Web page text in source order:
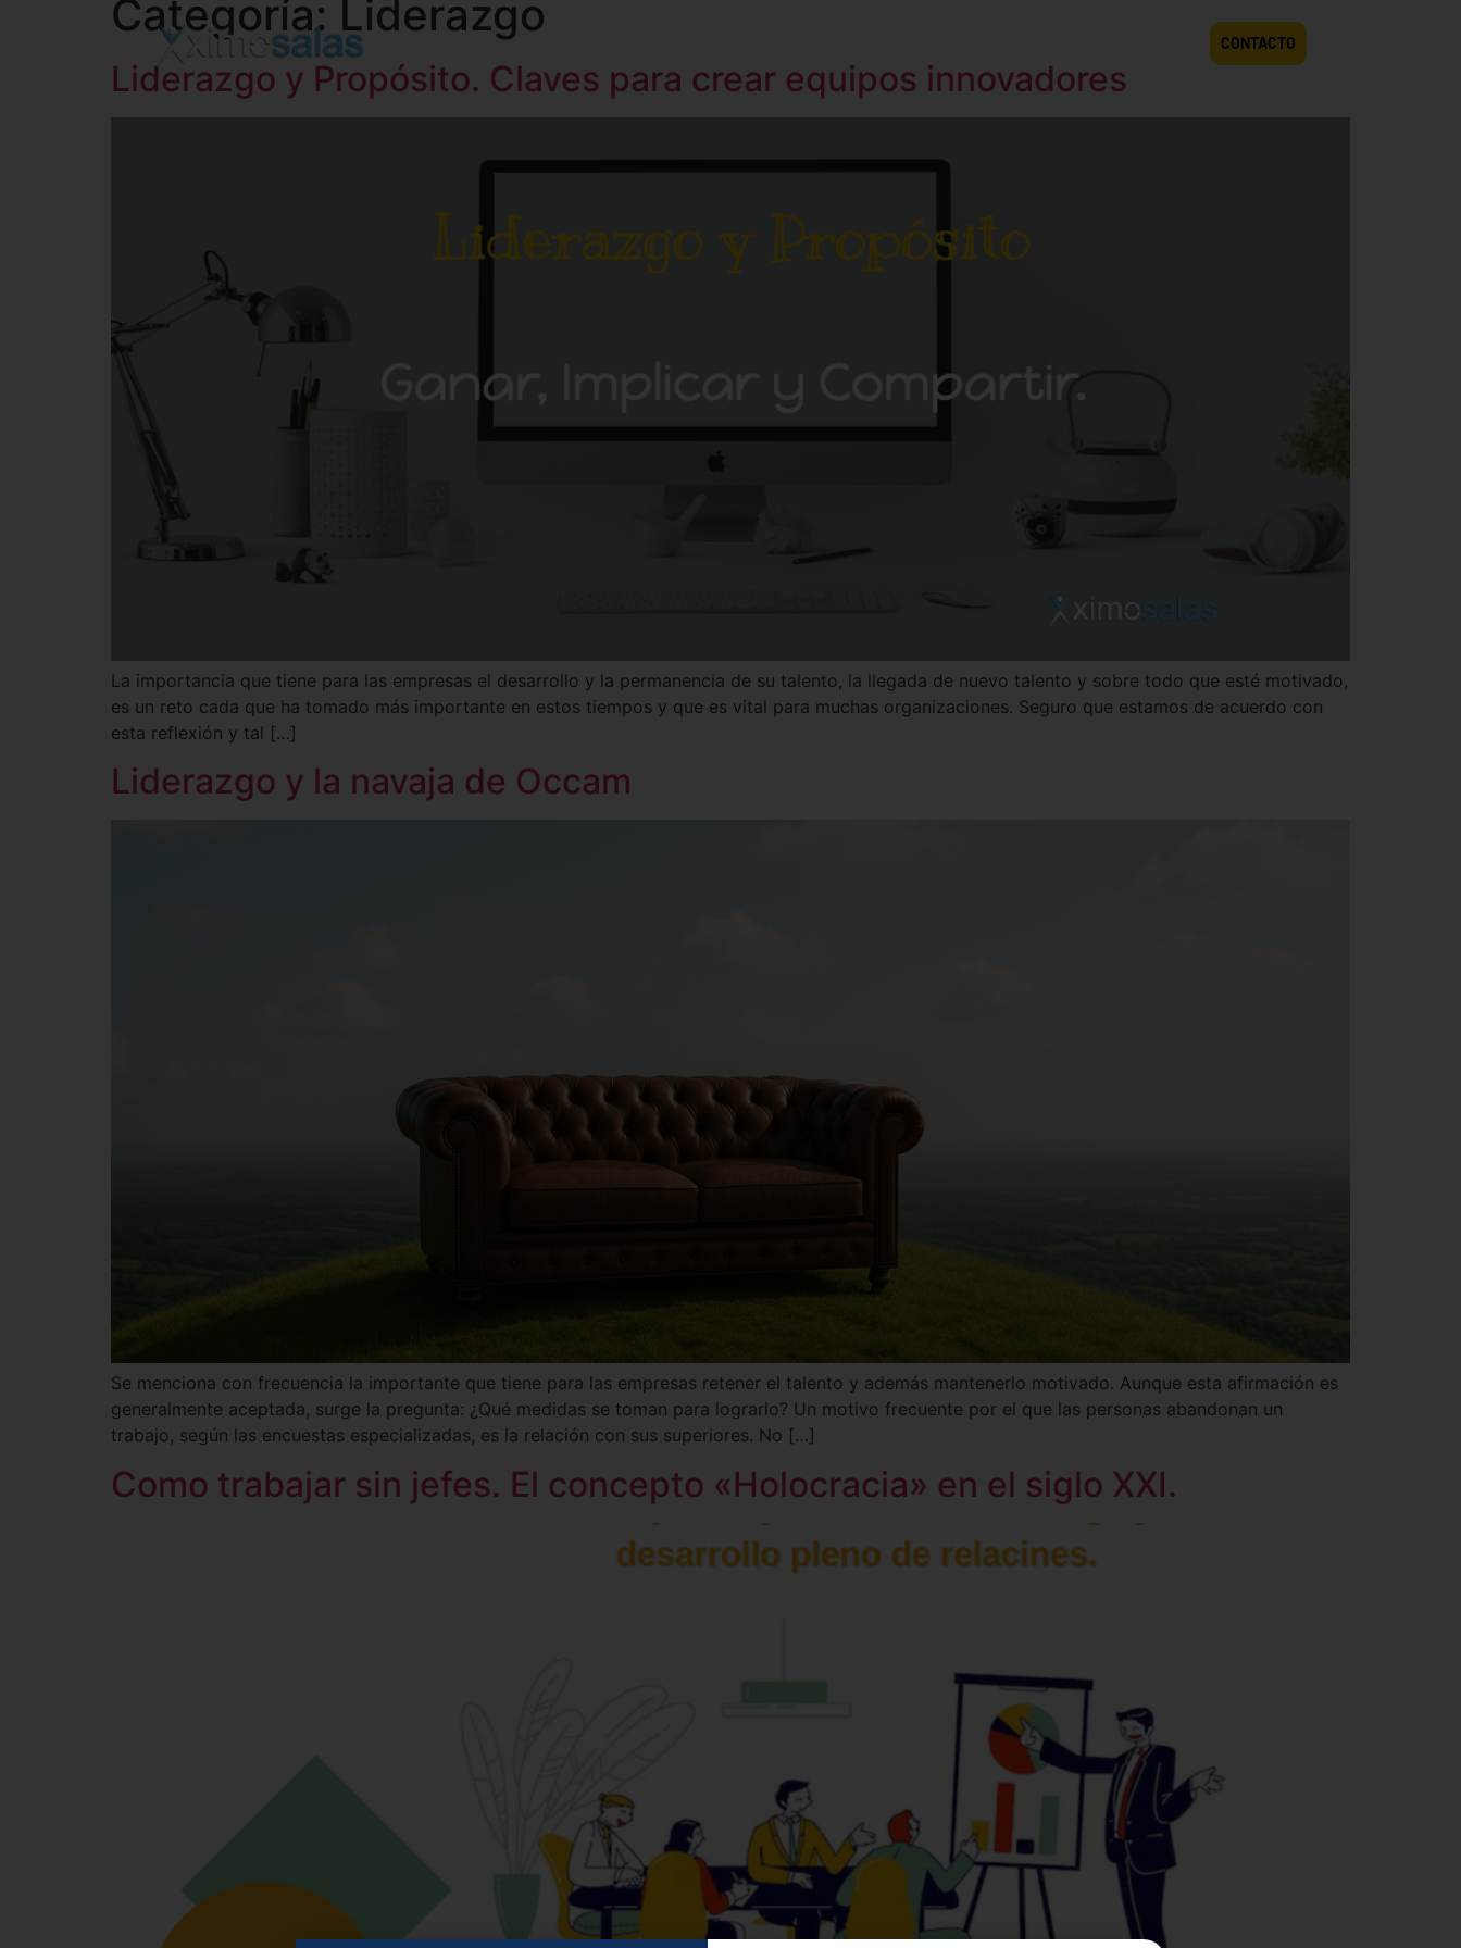
CONTACTO
Categoría: Liderazgo
Liderazgo y Propósito. Claves para crear equipos innovadores
La importancia que tiene para las empresas el desarrollo y la permanencia de su talento, la llegada de nuevo talento y sobre todo que esté motivado,
es un reto cada que ha tomado más importante en estos tiempos y que es vital para muchas organizaciones. Seguro que estamos de acuerdo con
esta reflexión y tal […]
Liderazgo y la navaja de Occam
Se menciona con frecuencia la importante que tiene para las empresas retener el talento y además mantenerlo motivado. Aunque esta afirmación es
generalmente aceptada, surge la pregunta: ¿Qué medidas se toman para lograrlo? Un motivo frecuente por el que las personas abandonan un
trabajo, según las encuestas especializadas, es la relación con sus superiores. No […]
Como trabajar sin jefes. El concepto «Holocracia» en el siglo XXI.